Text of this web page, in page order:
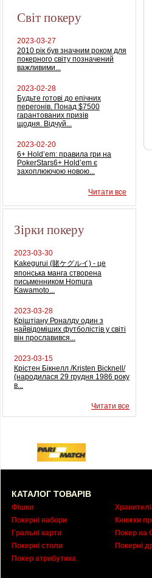
Світ покеру
2023-03-27
2010 рік був значним роком для
покерного світу позначений
важливими...
2023-02-28
Будьте готові до епічних
перегонів. Понад $7500
гарантованих призів
щодня. Відчуй...
2023-02-20
6+ Hold’em: правила гри на
PokerStars6+ Hold’em є
захоплюючою новою...
Читати все
Зірки покеру
2023-03-30
Kakegurui (賭ケグルイ) - це
японська манга створена
письменником Homura
Kawamoto...
2023-03-28
Кріштіану Роналду один з
найвідоміших футболістів у світі
він прославився...
2023-03-15
Крістен Бікнелл /Kristen Bicknell/
(народилася 29 грудня 1986 року
в...
Читати все
КАТАЛОГ ТОВАРІВ
Фішки
Покерні набори
Гральні карти
Покерні столи
Покер атрибутика
Книжки
Покер на
Покерні